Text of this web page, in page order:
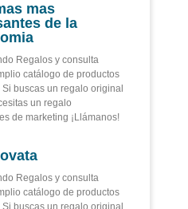
mas
de la
Regalos y consulta
catálogo de productos
buscas un regalo original
un regalo
de marketing ¡Llámanos!
Regalos y consulta
catálogo de productos
buscas un regalo original